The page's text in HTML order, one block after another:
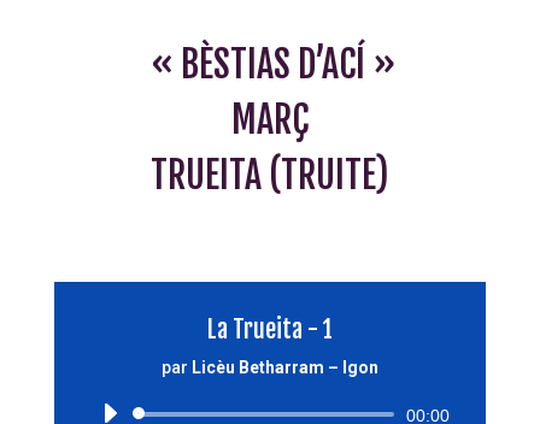
« BÈSTIAS D’ACÍ »
MARÇ
TRUEITA (TRUITE)
La Trueita - 1
par Licèu Betharram – Igon
Lecteur
00:00